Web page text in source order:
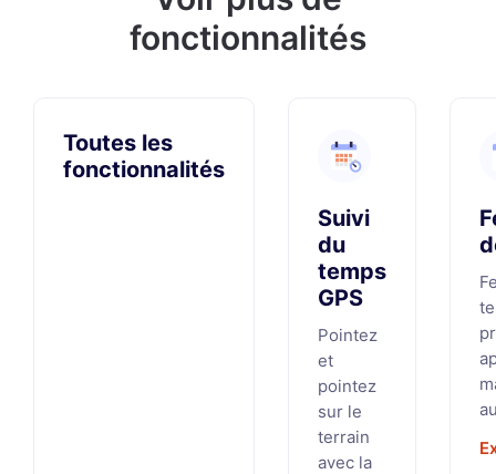
fonctionnalités
Toutes les
fonctionnalités
Suivi
du
temps
GPS
Pointez
et
pointez
sur le
terrain
avec la